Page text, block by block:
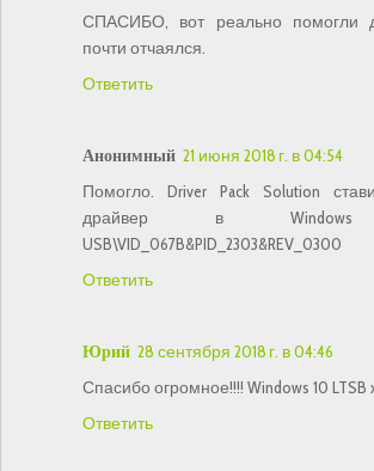
СПАСИБО, вот реально помогли
почти отчаялся.
Ответить
Анонимный 21 июня 2018 г. в 04:54
Помогло. Driver Pack Solution
драйвер в
USB\VID_067B&PID_2303&REV_0300
Ответить
Юрий 28 сентября 2018 г. в 04:46
Спасибо огромное!!!! Windows 10 LTSB
Ответить